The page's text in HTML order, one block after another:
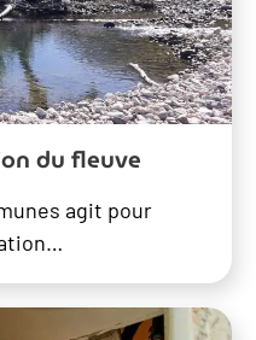
du fleuve
agit pour